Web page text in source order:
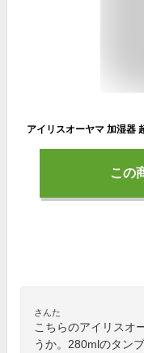
この
さんた
こちらのアイリスオ
うか。280mlのタン